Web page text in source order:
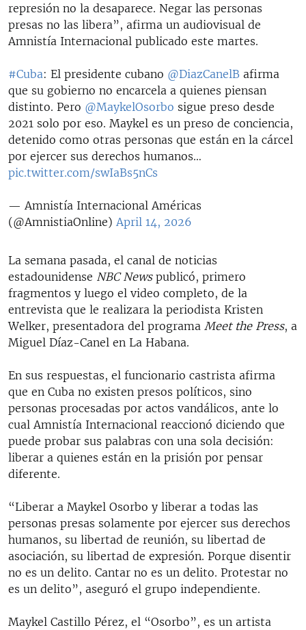
represión no la desaparece. Negar las personas
presas no las libera”, afirma un audiovisual de
Amnistía Internacional publicado este martes.
#Cuba: El presidente cubano @DiazCanelB afirma
que su gobierno no encarcela a quienes piensan
distinto. Pero @MaykelOsorbo sigue preso desde
2021 solo por eso. Maykel es un preso de conciencia,
detenido como otras personas que están en la cárcel
por ejercer sus derechos humanos…
pic.twitter.com/swIaBs5nCs
— Amnistía Internacional Américas
(@AmnistiaOnline) April 14, 2026
La semana pasada, el canal de noticias
estadounidense NBC Newspublicó, primero
fragmentos y luego el video completo, de la
entrevista que le realizara la periodista Kristen
Welker, presentadora del programa Meet the Press, a
Miguel Díaz-Canel en La Habana.
En sus respuestas, el funcionario castrista afirma
que en Cuba no existen presos políticos, sino
personas procesadas por actos vandálicos, ante lo
cual Amnistía Internacional reaccionó diciendo que
puede probar sus palabras con una sola decisión:
liberar a quienes están en la prisión por pensar
diferente.
“Liberar a Maykel Osorbo y liberar a todas las
personas presas solamente por ejercer sus derechos
humanos, su libertad de reunión, su libertad de
asociación, su libertad de expresión. Porque disentir
no es un delito. Cantar no es un delito. Protestar no
es un delito”, aseguró el grupo independiente.
Maykel Castillo Pérez, el “Osorbo”, es un artista